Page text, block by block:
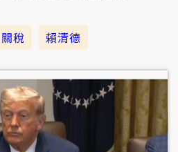
關稅 賴清德